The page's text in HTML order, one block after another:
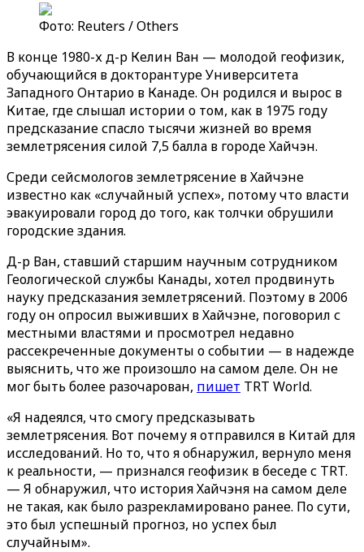
Фото: Reuters / Others
В конце 1980-х д-р Келин Ван — молодой геофизик,
обучающийся в докторантуре Университета
Западного Онтарио в Канаде. Он родился и вырос в
Китае, где слышал истории о том, как в 1975 году
предсказание спасло тысячи жизней во время
землетрясения силой 7,5 балла в городе Хайчэн.
Среди сейсмологов землетрясение в Хайчэне
известно как «случайный успех», потому что власти
эвакуировали город до того, как толчки обрушили
городские здания.
Д-р Ван, ставший старшим научным сотрудником
Геологической службы Канады, хотел продвинуть
науку предсказания землетрясений. Поэтому в 2006
году он опросил выживших в Хайчэне, поговорил с
местными властями и просмотрел недавно
рассекреченные документы о событии — в надежде
выяснить, что же произошло на самом деле. Он не
мог быть более разочарован, пишет TRT World.
«Я надеялся, что смогу предсказывать
землетрясения. Вот почему я отправился в Китай для
исследований. Но то, что я обнаружил, вернуло меня
к реальности, — признался геофизик в беседе с TRT.
— Я обнаружил, что история Хайчэня на самом деле
не такая, как было разрекламировано ранее. По сути,
это был успешный прогноз, но успех был
случайным».